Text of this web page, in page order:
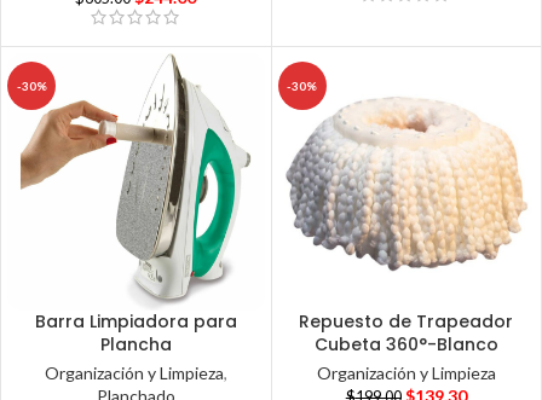
-30%
Barra Limpiadora para
Plancha
Organización y Limpieza,
Planchado
-30%
Repuesto de Trapeador
Cubeta 360°-Blanco
Organización y Limpieza
$139.30